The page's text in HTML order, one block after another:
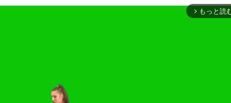
arrow_forward_ios もっと読